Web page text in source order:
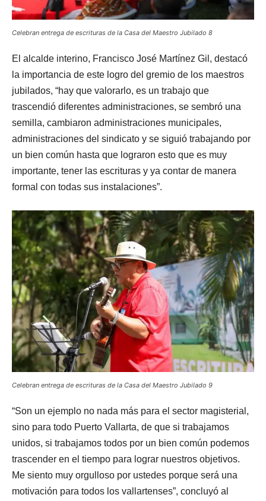
Celebran entrega de escrituras de la Casa del Maestro Jubilado 8
El alcalde interino, Francisco José Martínez Gil, destacó
la importancia de este logro del gremio de los maestros
jubilados, “hay que valorarlo, es un trabajo que
trascendió diferentes administraciones, se sembró una
semilla, cambiaron administraciones municipales,
administraciones del sindicato y se siguió trabajando por
un bien común hasta que lograron esto que es muy
importante, tener las escrituras y ya contar de manera
formal con todas sus instalaciones”.
Celebran entrega de escrituras de la Casa del Maestro Jubilado 9
“Son un ejemplo no nada más para el sector magisterial,
sino para todo Puerto Vallarta, de que si trabajamos
unidos, si trabajamos todos por un bien común podemos
trascender en el tiempo para lograr nuestros objetivos.
Me siento muy orgulloso por ustedes porque será una
motivación para todos los vallartenses”, concluyó al